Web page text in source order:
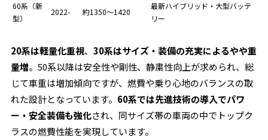
60系（新
型）
2022- 約1350〜1420
最新ハイブリッド・大型バッテ
リー
20系は軽量化重視、30系はサイズ・装備の充実によるやや重
量増。50系以降は安全性や剛性、静粛性向上が求められ、総
じて車重は増加傾向ですが、燃費や乗り心地のバランスの取
れた設計となっています。 60系では先進技術の導入でパワ
ー・安全装備も強化され、同サイズ帯の車両の中でトップク
ラスの燃費性能を実現しています。